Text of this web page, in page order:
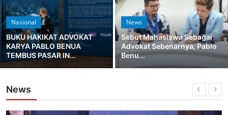
Nasional
BUKU HAKIKAT ADVOKAT
KARYA PABLO BENUA
TEMBUS PASAR IN...
News
Sebut Mahasiswa Sebagai
Advokat Sebenarnya, Pablo
Benu...
News